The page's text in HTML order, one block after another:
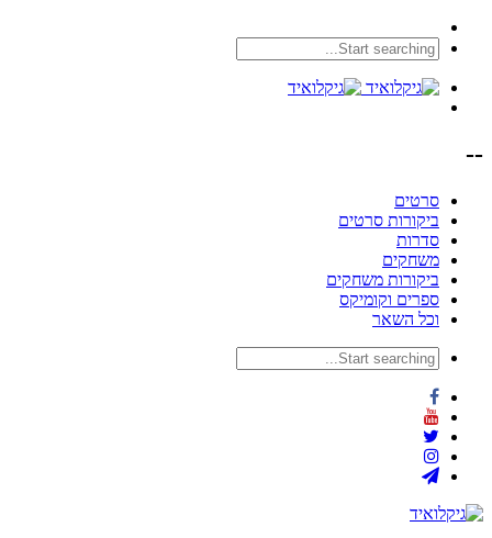
--
סרטים
ביקורות סרטים
סדרות
משחקים
ביקורות משחקים
ספרים וקומיקס
וכל השאר